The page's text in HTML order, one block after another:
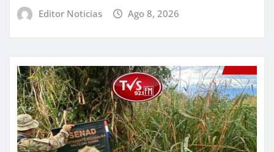
Editor Noticias Ago 8, 2026